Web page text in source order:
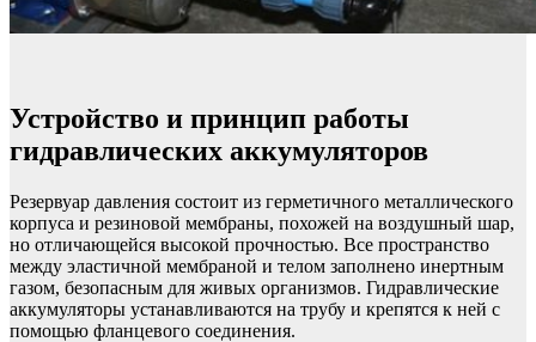
Устройство и принцип работы
гидравлических аккумуляторов
Резервуар давления состоит из герметичного металлического
корпуса и резиновой мембраны, похожей на воздушный шар,
но отличающейся высокой прочностью. Все пространство
между эластичной мембраной и телом заполнено инертным
газом, безопасным для живых организмов. Гидравлические
аккумуляторы устанавливаются на трубу и крепятся к ней с
помощью фланцевого соединения.